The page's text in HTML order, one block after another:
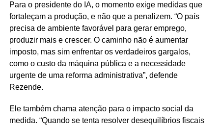
Para o presidente do IA, o momento exige medidas que
fortaleçam a produção, e não que a penalizem. “O país
precisa de ambiente favorável para gerar emprego,
produzir mais e crescer. O caminho não é aumentar
imposto, mas sim enfrentar os verdadeiros gargalos,
como o custo da máquina pública e a necessidade
urgente de uma reforma administrativa”, defende
Rezende.
Ele também chama atenção para o impacto social da
medida. “Quando se tenta resolver desequilíbrios fiscais